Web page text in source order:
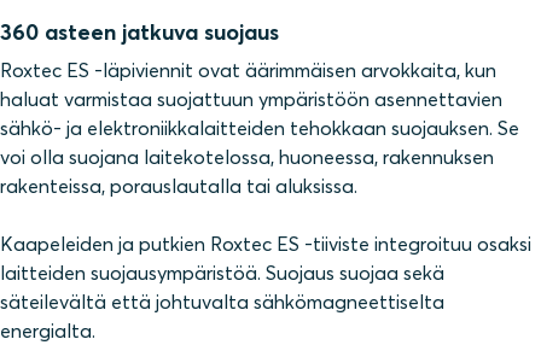
360 asteen jatkuva suojaus
Roxtec ES -läpiviennit ovat äärimmäisen arvokkaita, kun
haluat varmistaa suojattuun ympäristöön asennettavien
sähkö- ja elektroniikkalaitteiden tehokkaan suojauksen. Se
voi olla suojana laitekotelossa, huoneessa, rakennuksen
rakenteissa, porauslautalla tai aluksissa.
Kaapeleiden ja putkien Roxtec ES -tiiviste integroituu osaksi
laitteiden suojausympäristöä. Suojaus suojaa sekä
säteilevältä että johtuvalta sähkömagneettiselta
energialta.